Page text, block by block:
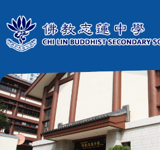
生
涯
劃
家
校
作
校
友
圖
書